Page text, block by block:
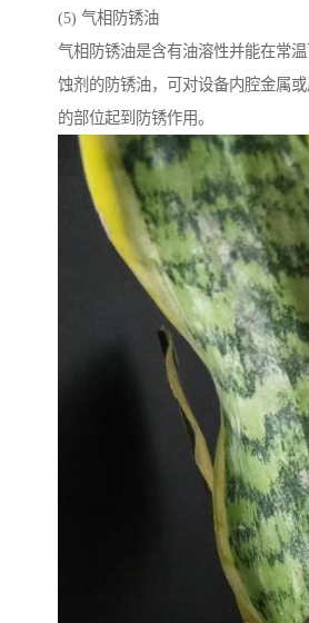
(5) 气相防锈油
气相防锈油是含有油溶性并能在常
蚀剂的防锈油，可对设备内腔金属
的部位起到防锈作用。